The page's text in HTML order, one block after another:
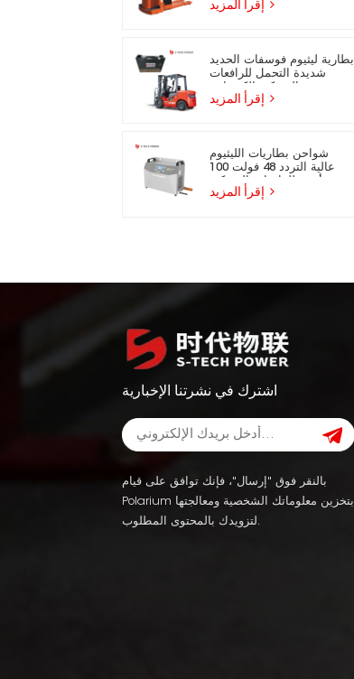
بطارية ليثيوم فوسفات الحديد
شديدة التحمل للرافعات
شواحن بطاريات الليثيوم
عالية التردد 48 فولت 100
أمبير للرافعات الشوكية
اشترك في نشرتنا الإخبارية
بالنقر فوق "إرسال"، فإنك توافق على قيام
Polarium بتخزين معلوماتك الشخصية ومعالجتها
لتزويدك بالمحتوى المطلوب.